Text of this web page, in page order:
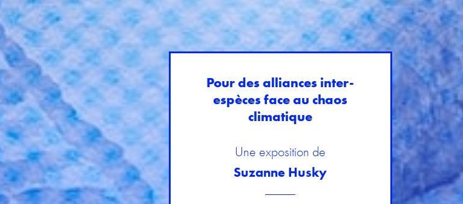
Pour des alliances inter-
espèces face au chaos
climatique
Une exposition de
Suzanne Husky